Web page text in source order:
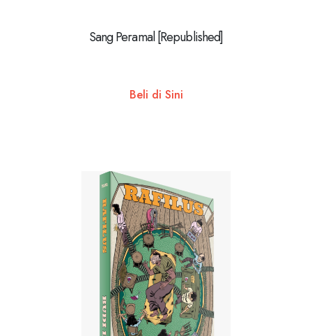
Sang Peramal [Republished]
Beli di Sini